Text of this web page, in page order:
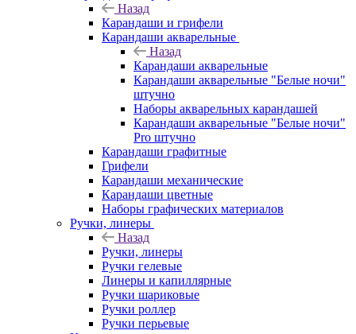
Назад
Карандаши и грифели
Карандаши акварельные
Назад
Карандаши акварельные
Карандаши акварельные "Белые ночи"
штучно
Наборы акварельных карандашей
Карандаши акварельные "Белые ночи"
Pro штучно
Карандаши графитные
Грифели
Карандаши механические
Карандаши цветные
Наборы графических материалов
Ручки, линеры
Назад
Ручки, линеры
Ручки гелевые
Линеры и капиллярные
Ручки шариковые
Ручки роллер
Ручки перьевые